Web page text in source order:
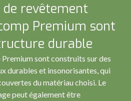
de revêtement
Premium sont
durable
Premium sont construits sur des
durables et insonorisantes, qui
du matériau choisi. Le
peut également être